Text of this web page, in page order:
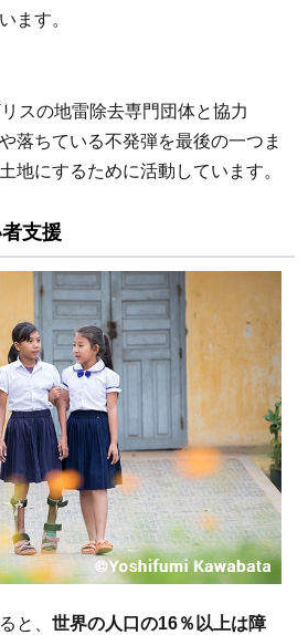
ます。
スの地雷除去専門団体と協力
落ちている不発弾を最後の一つま
地にするために活動しています。
支援
と、 世界の人口の16％以上は障